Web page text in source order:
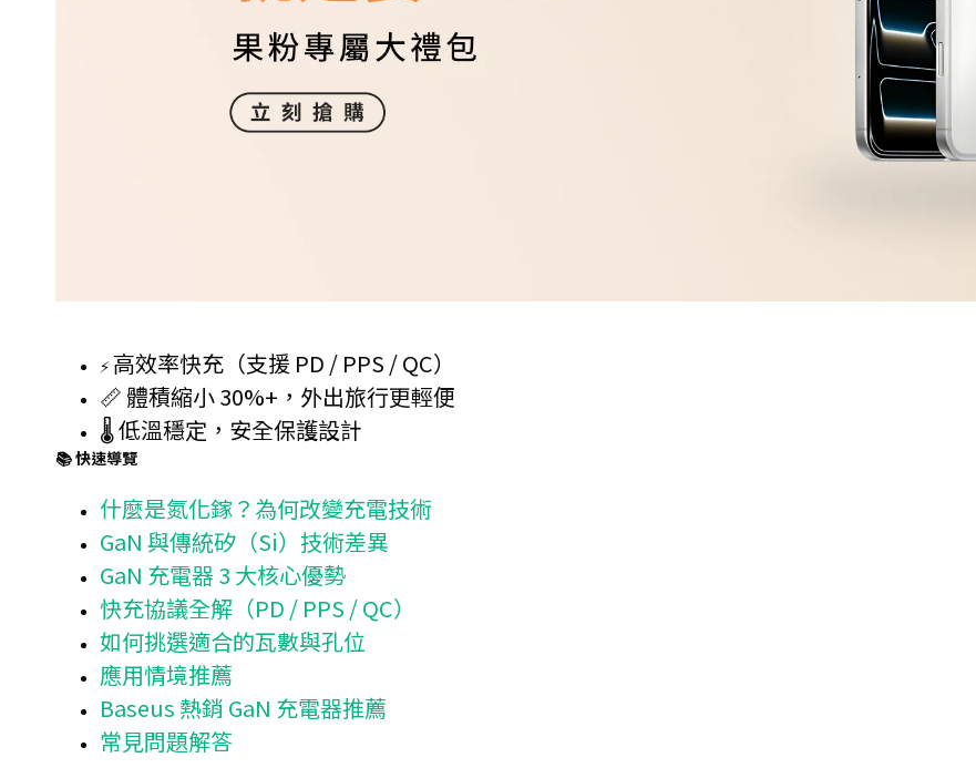
⚡ 高效率快充（支援 PD / PPS / QC）
📏 體積縮小 30%+，外出旅行更輕便
🌡 低溫穩定，安全保護設計
📚 快速導覽
什麼是氮化鎵？為何改變充電技術
GaN 與傳統矽（Si）技術差異
GaN 充電器 3 大核心優勢
快充協議全解（PD / PPS / QC）
如何挑選適合的瓦數與孔位
應用情境推薦
Baseus 熱銷 GaN 充電器推薦
常見問題解答